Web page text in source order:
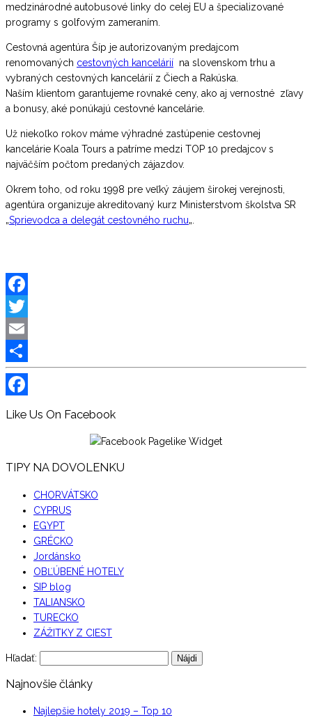
medzinárodné autobusové linky do celej EU a špecializované
programy s golfovým zameraním.
Cestovná agentúra Šíp je autorizovaným predajcom
renomovaných cestovných kancelárií na slovenskom trhu a
vybraných cestovných kancelárií z Čiech a Rakúska.
Naším klientom garantujeme rovnaké ceny, ako aj vernostné zľavy
a bonusy, aké ponúkajú cestovné kancelárie.
Už niekoľko rokov máme výhradné zastúpenie cestovnej
kancelárie Koala Tours a patríme medzi TOP 10 predajcov s
najväčším počtom predaných zájazdov.
Okrem toho, od roku 1998 pre veľký záujem širokej verejnosti,
agentúra organizuje akreditovaný kurz Ministerstvom školstva SR
„Sprievodca a delegát cestovného ruchu„.
Facebook
Twitter
Email
Share
Like Us On Facebook
TIPY NA DOVOLENKU
CHORVÁTSKO
CYPRUS
EGYPT
GRÉCKO
Jordánsko
OBĽÚBENÉ HOTELY
SIP blog
TALIANSKO
TURECKO
ZÁŽITKY Z CIEST
Hľadať:
Najnovšie články
Najlepšie hotely 2019 – Top 10